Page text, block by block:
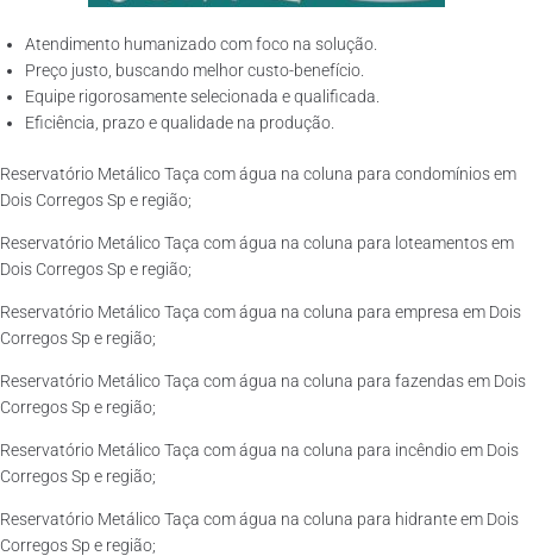
Atendimento humanizado com foco na solução.
Preço justo, buscando melhor custo-benefício.
Equipe rigorosamente selecionada e qualificada.
Eficiência, prazo e qualidade na produção.
Reservatório Metálico Taça com água na coluna para condomínios em
Dois Corregos Sp e região;
Reservatório Metálico Taça com água na coluna para loteamentos em
Dois Corregos Sp e região;
Reservatório Metálico Taça com água na coluna para empresa em Dois
Corregos Sp e região;
Reservatório Metálico Taça com água na coluna para fazendas em Dois
Corregos Sp e região;
Reservatório Metálico Taça com água na coluna para incêndio em Dois
Corregos Sp e região;
Reservatório Metálico Taça com água na coluna para hidrante em Dois
Corregos Sp e região;